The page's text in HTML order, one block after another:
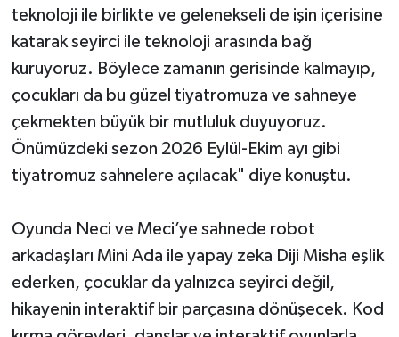
teknoloji ile birlikte ve gelenekseli de işin içerisine
katarak seyirci ile teknoloji arasında bağ
kuruyoruz. Böylece zamanın gerisinde kalmayıp,
çocukları da bu güzel tiyatromuza ve sahneye
çekmekten büyük bir mutluluk duyuyoruz.
Önümüzdeki sezon 2026 Eylül-Ekim ayı gibi
tiyatromuz sahnelere açılacak" diye konuştu.
Oyunda Neci ve Meci’ye sahnede robot
arkadaşları Mini Ada ile yapay zeka Diji Misha eşlik
ederken, çocuklar da yalnızca seyirci değil,
hikayenin interaktif bir parçasına dönüşecek. Kod